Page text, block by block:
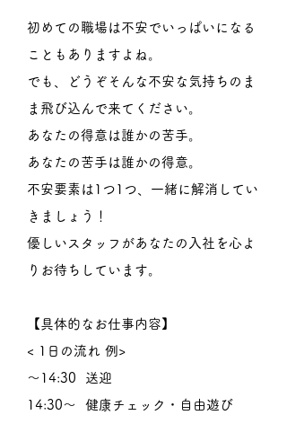
初めての職場は不安でいっぱいになる
こともありますよね。
でも、どうぞそんな不安な気持ちのま
ま飛び込んで来てください。
あなたの得意は誰かの苦手。
あなたの苦手は誰かの得意。
不安要素は1つ1つ、一緒に解消してい
きましょう！
優しいスタッフがあなたの入社を心よ
りお待ちしています。
【具体的なお仕事内容】
< 1日の流れ 例>
〜14:30 送迎
14:30〜 健康チェック・自由遊び